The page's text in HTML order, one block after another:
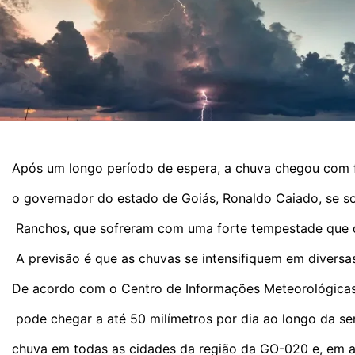
Após um longo período de espera, a chuva chegou
o governador do estado de Goiás, Ronaldo Caiado, se
Ranchos, que sofreram com uma forte tempestade
A previsão é que as chuvas se intensifiquem em
De acordo com o Centro de Informações
pode chegar a até 50 milímetros por dia ao longo da
chuva em todas as cidades da região da GO-020 e, em